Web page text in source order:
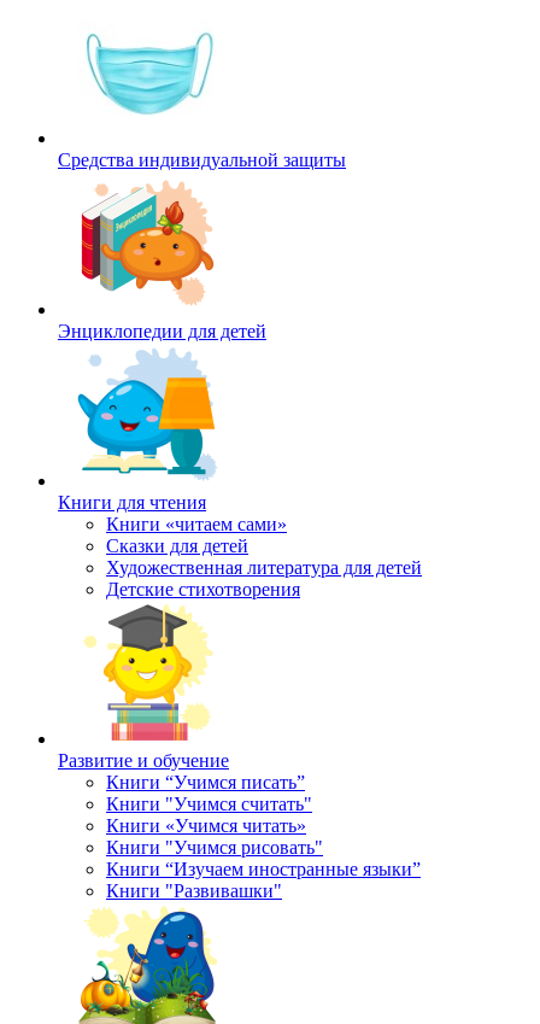
Средства индивидуальной защиты
Энциклопедии для детей
Книги для чтения
Книги «читаем сами»
Сказки для детей
Художественная литература для детей
Детские стихотворения
Развитие и обучение
Книги “Учимся писать”
Книги "Учимся считать"
Книги «Учимся читать»
Книги "Учимся рисовать"
Книги “Изучаем иностранные языки”
Книги "Развивашки"